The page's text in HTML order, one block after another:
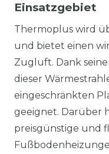
Einsatzgebiet
Thermoplus wird
und bietet einen
Zugluft. Dank
dieser
eingeschränkten
geeignet. Darüber
preisgünstige und